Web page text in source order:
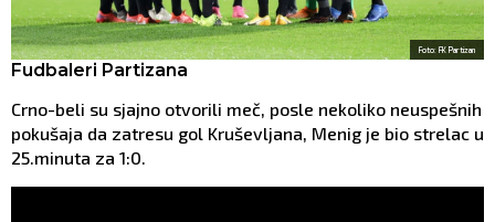
Foto: FK Partizan
Fudbaleri Partizana
Crno-beli su sjajno otvorili meč, posle nekoliko neuspešnih
pokušaja da zatresu gol Kruševljana, Menig je bio strelac u
25.minuta za 1:0.